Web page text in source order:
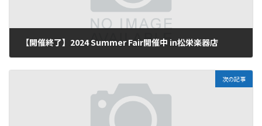
【開催終了】2024 Summer Fair開催中 in松栄楽器店
次の記事